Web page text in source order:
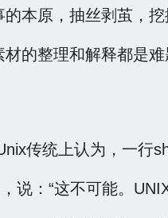
本原，抽丝剥茧，挖
材的整理和解释都是
传统上认为，一行
说：“这不可能。